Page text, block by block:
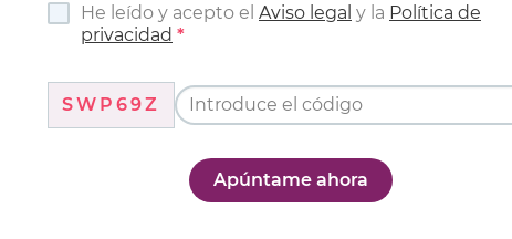
He leído y acepto el Aviso legal y la Política de
privacidad
SWP69Z
Apúntame ahora